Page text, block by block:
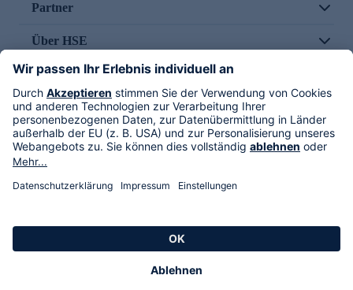
Partner
Über HSE
Im TV
HSE International